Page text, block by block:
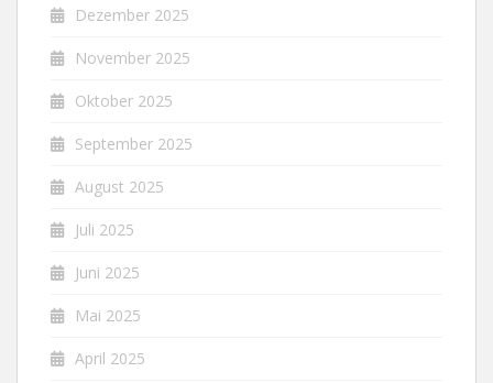
Dezember 2025
November 2025
Oktober 2025
September 2025
August 2025
Juli 2025
Juni 2025
Mai 2025
April 2025